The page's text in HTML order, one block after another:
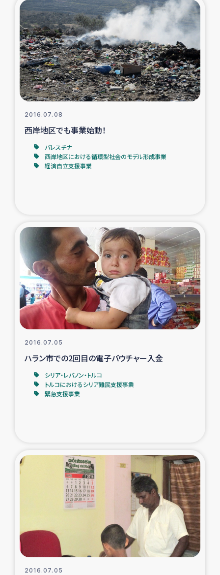
トルコ・シリア地震被災者支援
デニヤヤ小規模紅茶農家支援
コーヒー生産者支援
アイナロ県マウベシ郡でのコーヒー畑改善事業
ベイルート大規模爆発被災者支援
2016.07.08
西岸地区でも事業始動！
パレスチナ
西岸地区における循環型社会のモデル形成事業
経済自立支援事業
2016.07.05
ハラン市での2回目の電子バウチャー入金
シリア・レバノン・トルコ
トルコにおけるシリア難民支援事業
緊急支援事業
2016.07.05